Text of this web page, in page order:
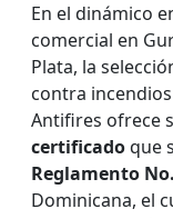
En el dinámico
comercial en
Plata, la
contra
Antifires ofrece
certificadoque
Reglamento
Dominicana, el